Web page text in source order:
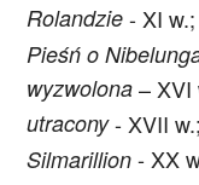
Rolandzie- XI w.;
Pieśń o
wyzwolona– XVI
utracony- XVII w.;
Silmarillion - XX